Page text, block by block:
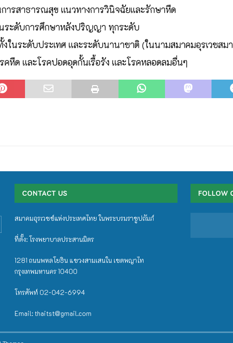
ารสาธารณสุข แนวทางการวินิจฉัยและรักษาหืด
ระดับการศึกษาหลังปริญญา ทุกระดับ
นระดับประเทศ และระดับนานาชาติ (ในนามสมาคมอุรเวชสม
คหืด และโรคปอดอุดกั้นเรื้อรัง และโรคหลอดลมอื่นๆ
CONTACT US
สมาคมอุรเวชช์แห่งประเทศไทย ในพระบรมราชูปถัมภ์
ที่ตั้ง: โรงพยาบาลประสานมิตร
1281 ถนนพหลโยธิน แขวงสามเสนใน เขตพญาไท
กรุงเทพมหานคร 10400
โทรศัพท์ 02-042-6994
Email: thaitst@gmail.com
FOLLOW